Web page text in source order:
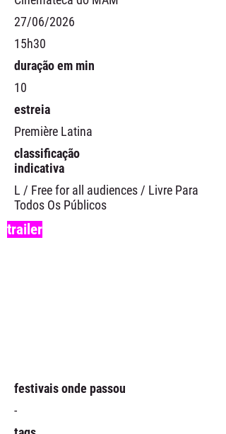
27/06/2026
15h30
duração em min
10
estreia
Première Latina
classificação
indicativa
L / Free for all audiences / Livre Para
Todos Os Públicos
trailer
festivais onde passou
-